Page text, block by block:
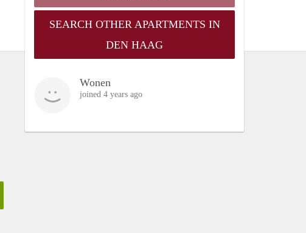
SEARCH OTHER APARTMENTS IN
DEN HAAG
Wonen
joined 4 years ago